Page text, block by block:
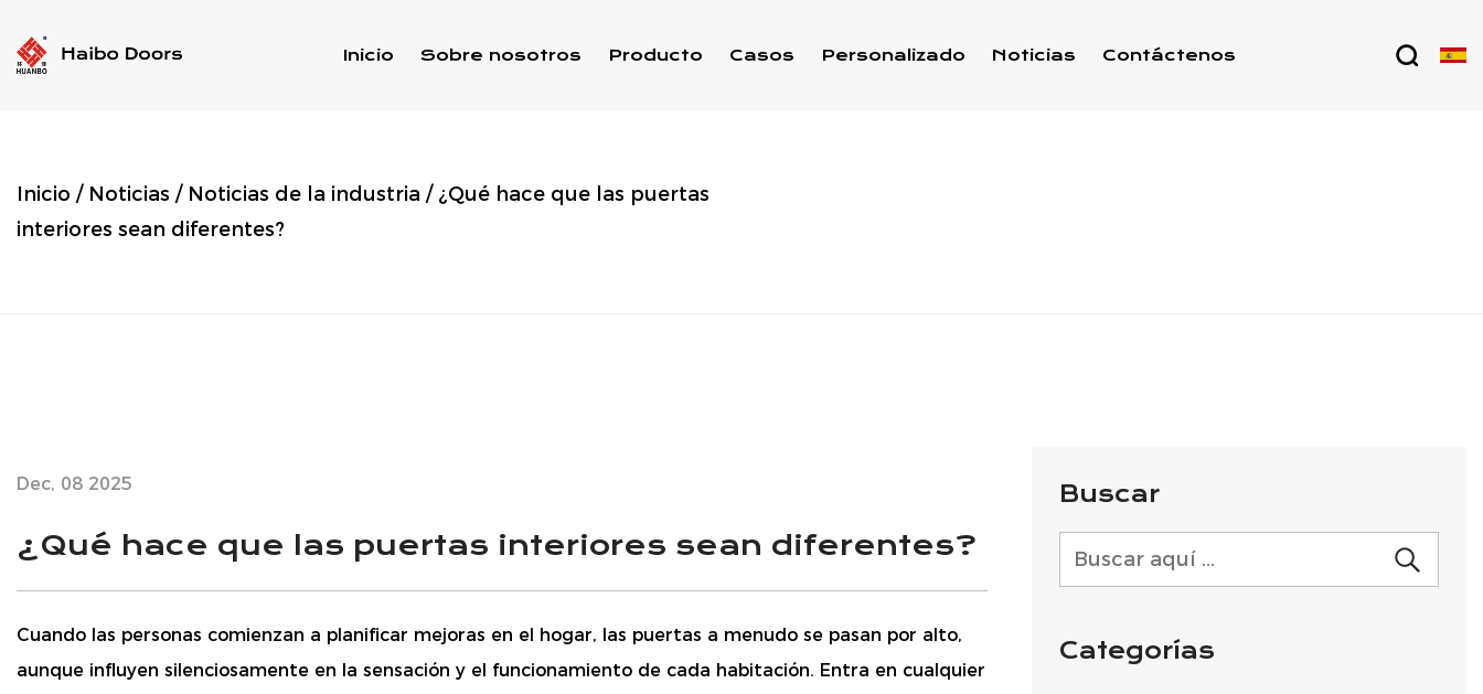
Inicio Sobre nosotros Producto Casos Personalizado Noticias Contáctenos
Inicio / Noticias / Noticias de la industria / ¿Qué hace que las puertas
interiores sean diferentes?
Dec, 08 2025
¿Qué hace que las puertas interiores sean diferentes?
Cuando las personas comienzan a planificar mejoras en el hogar, las puertas a menudo se pasan por alto,
aunque influyen silenciosamente en la sensación y el funcionamiento de cada habitación. Entra en cualquier
Buscar
Categorías